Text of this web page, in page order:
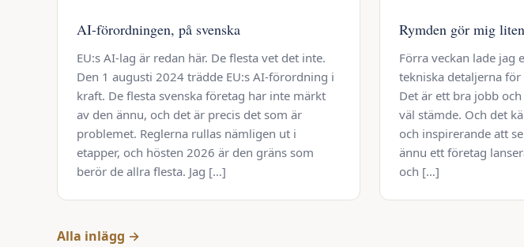
AI-förordningen, på svenska
EU:s AI-lag är redan här. De flesta vet det inte.
Den 1 augusti 2024 trädde EU:s AI-förordning i
kraft. De flesta svenska företag har inte märkt
av den ännu, och det är precis det som är
problemet. Reglerna rullas nämligen ut i
etapper, och hösten 2026 är den gräns som
berör de allra flesta. Jag […]
Rymden gör mig
Förra veckan lade jag
tekniska detaljerna
Det är ett bra jobb
väl stämde. Och det
och inspirerande att
ännu ett företag
och […]
Alla inlägg →